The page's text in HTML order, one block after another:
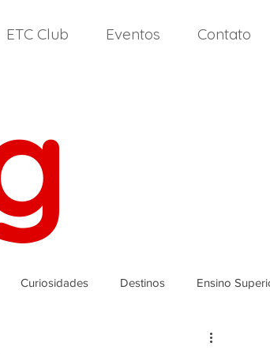
ETC Club Eventos Contato
Curiosidades Destinos Ensino